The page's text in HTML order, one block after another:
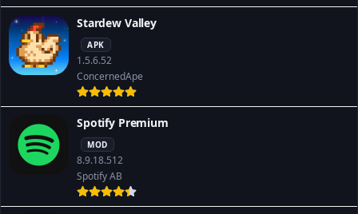
Stardew Valley
APK
1.5.6.52
ConcernedApe
Spotify Premium
MOD
8.9.18.512
Spotify AB